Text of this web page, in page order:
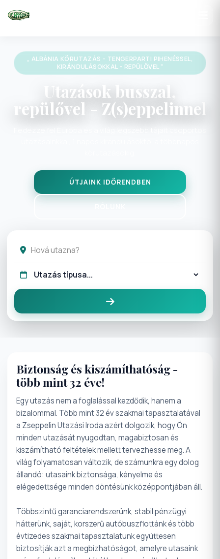
„ SZILVESZTER BAJORORSZÁGBAN ”
repülővel - Z(s)eppelinnel
RÓLUNK
Biztonság és kiszámíthatóság -
több mint 32 éve!
bizalommal. Több mint 32 év szakmai tapasztalatával
a Zseppelin Utazási Iroda azért dolgozik, hogy Ön
minden utazását nyugodtan, magabiztosan és
kiszámítható feltételek mellett tervezhesse meg. A
világ folyamatosan változik, de számunkra egy dolog
állandó: utasaink biztonsága, kényelme és
elégedettsége minden döntésünk középpontjában áll.
hátterünk, saját, korszerű autóbuszflottánk és több
évtizedes szakmai tapasztalatunk együttesen
biztosítják azt a megbízhatóságot, amelyre utasaink
már a foglalás pillanatától kezdve számíthatnak.